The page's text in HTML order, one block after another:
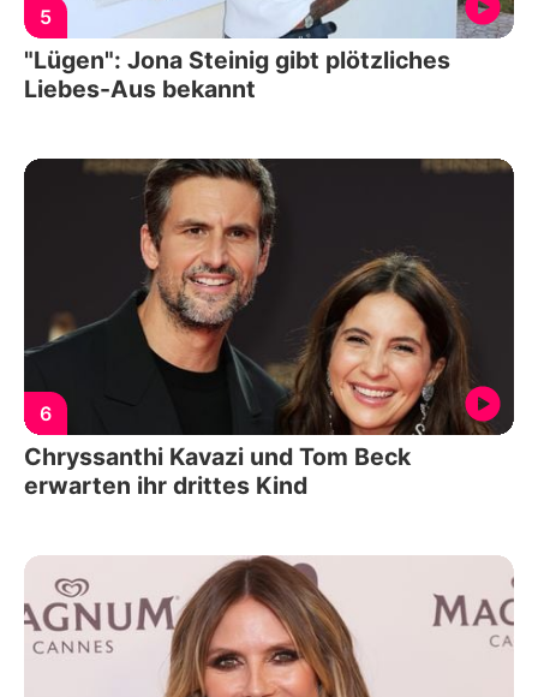
5
"Lügen": Jona Steinig gibt plötzliches
Liebes-Aus bekannt
6
Chryssanthi Kavazi und Tom Beck
erwarten ihr drittes Kind